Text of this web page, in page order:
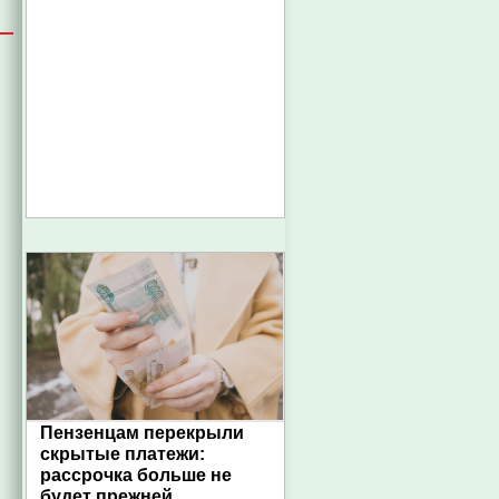
Пензенцам перекрыли
скрытые платежи:
рассрочка больше не